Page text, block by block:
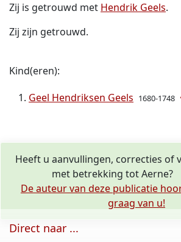
Zij is getrouwd met Hendrik Geels.
Zij zijn getrouwd.
Kind(eren):
Geel Hendriksen Geels 1680-1748
Heeft u aanvullingen, correcties of
met betrekking tot Aerne?
De auteur van deze publicatie
graag van u!
Direct naar ...